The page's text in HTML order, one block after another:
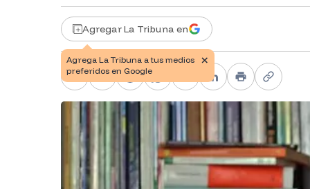
Agregar La Tribuna en
Facebook
X TelegramWhatsApp
PinterestLinkedIn
PrintCopy